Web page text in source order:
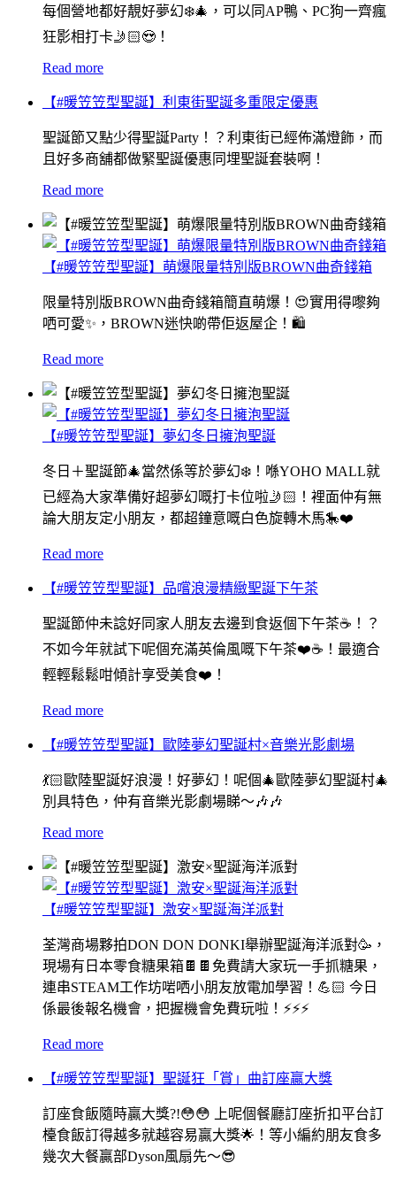
每個營地都好靚好夢幻❄️🎄，可以同AP鴨、PC狗一齊瘋
狂影相打卡🤳🏻😍！
Read more
【#暖笠笠型聖誕】利東街聖誕多重限定優惠
聖誕節又點少得聖誕Party！？利東街已經佈滿燈飾，而
且好多商舖都做緊聖誕優惠同埋聖誕套裝啊！
Read more
【#暖笠笠型聖誕】萌爆限量特別版BROWN曲奇錢箱
限量特別版BROWN曲奇錢箱簡直萌爆！😍實用得嚟夠
哂可愛✨，BROWN迷快啲帶佢返屋企！🛍
Read more
【#暖笠笠型聖誕】夢幻冬日擁泡聖誕
冬日＋聖誕節🎄當然係等於夢幻❄️！喺YOHO MALL就
已經為大家準備好超夢幻嘅打卡位啦🤳🏻！裡面仲有無
論大朋友定小朋友，都超鐘意嘅白色旋轉木馬🎠❤️
Read more
【#暖笠笠型聖誕】品嚐浪漫精緻聖誕下午茶
聖誕節仲未諗好同家人朋友去邊到食返個下午茶☕️！？
不如今年就試下呢個充滿英倫風嘅下午茶❤️☕️！最適合
輕輕鬆鬆咁傾計享受美食❤️！
Read more
【#暖笠笠型聖誕】歐陸夢幻聖誕村×音樂光影劇場
💃🏻歐陸聖誕好浪漫！好夢幻！呢個🎄歐陸夢幻聖誕村🎄
別具特色，仲有音樂光影劇場睇～🎶🎶
Read more
【#暖笠笠型聖誕】激安×聖誕海洋派對
荃灣商場夥拍DON DON DONKI舉辦聖誕海洋派對🥳，
現場有日本零食糖果箱🍫🍫免費請大家玩一手抓糖果，
連串STEAM工作坊啱哂小朋友放電加學習！💪🏻 今日
係最後報名機會，把握機會免費玩啦！⚡️⚡️⚡️
Read more
【#暖笠笠型聖誕】聖誕狂「賞」曲訂座贏大獎
訂座食飯隨時贏大獎?!😳😳 上呢個餐廳訂座折扣平台訂
檯食飯訂得越多就越容易贏大獎🌟！等小編約朋友食多
幾次大餐贏部Dyson風扇先～😎